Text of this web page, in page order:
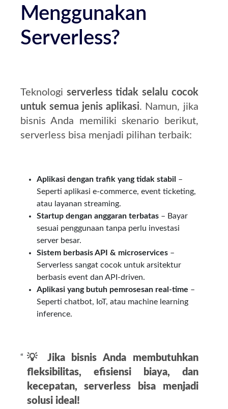
Menggunakan
Serverless?
Teknologi serverless tidak selalu cocok
untuk semua jenis aplikasi. Namun, jika
bisnis Anda memiliki skenario berikut,
serverless bisa menjadi pilihan terbaik:
Aplikasi dengan trafik yang tidak stabil –
Seperti aplikasi e-commerce, event ticketing,
atau layanan streaming.
Startup dengan anggaran terbatas – Bayar
sesuai penggunaan tanpa perlu investasi
server besar.
Sistem berbasis API & microservices –
Serverless sangat cocok untuk arsitektur
berbasis event dan API-driven.
Aplikasi yang butuh pemrosesan real-time –
Seperti chatbot, IoT, atau machine learning
inference.
💡 Jika bisnis Anda membutuhkan
fleksibilitas, efisiensi biaya, dan
kecepatan, serverless bisa menjadi
solusi ideal!